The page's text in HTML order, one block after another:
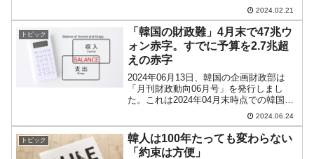
『Investing.com』より引用）。下げ幅は
縮まりましたが、結局は続落です。
KOS...
2024.02.21
トピック
「韓国の財政難」4月末で47兆ウ
ォン赤字。すでに予算を2.7兆超
えの赤字
2024年06月13日、韓国の企画財政部は
「月刊財政動向06月号」を発行しまし
た。これは2024年04月末時点での韓国政
府の財政についてのリポートです。
Money1でもご紹介してきたとおり、韓国
政府は非常な財政難に陥ってします。理
由は2つ。...
2024.06.24
トピック
韓人は100年たっても変わらない
「約束は方便」